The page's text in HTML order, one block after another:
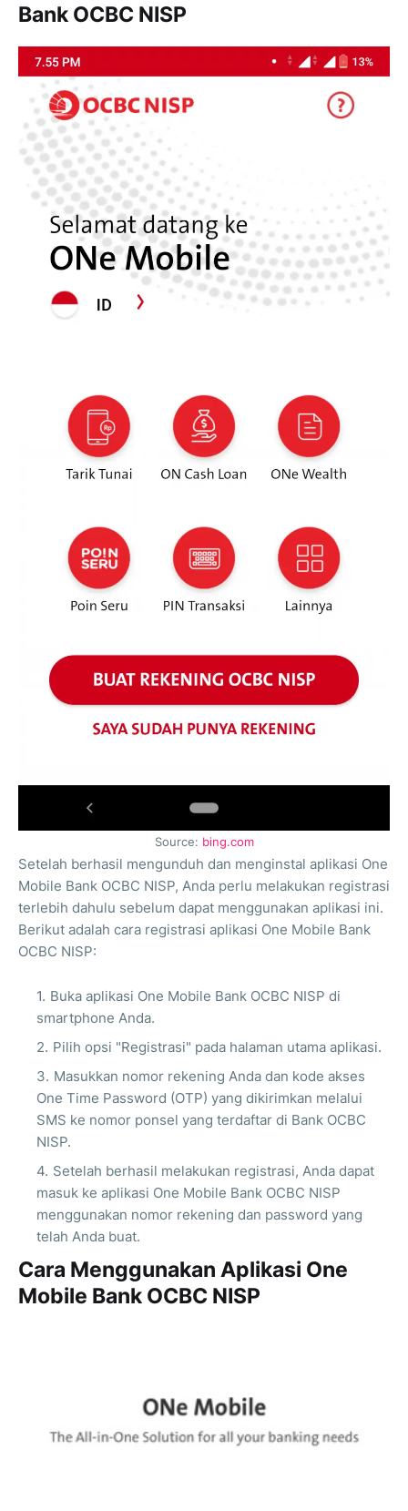
Bank OCBC NISP
Source: bing.com
Setelah berhasil mengunduh dan menginstal aplikasi One
Mobile Bank OCBC NISP, Anda perlu melakukan registrasi
terlebih dahulu sebelum dapat menggunakan aplikasi ini.
Berikut adalah cara registrasi aplikasi One Mobile Bank
OCBC NISP:
Buka aplikasi One Mobile Bank OCBC NISP di
smartphone Anda.
Pilih opsi "Registrasi" pada halaman utama aplikasi.
Masukkan nomor rekening Anda dan kode akses
One Time Password (OTP) yang dikirimkan melalui
SMS ke nomor ponsel yang terdaftar di Bank OCBC
NISP.
Setelah berhasil melakukan registrasi, Anda dapat
masuk ke aplikasi One Mobile Bank OCBC NISP
menggunakan nomor rekening dan password yang
telah Anda buat.
Cara Menggunakan Aplikasi One
Mobile Bank OCBC NISP